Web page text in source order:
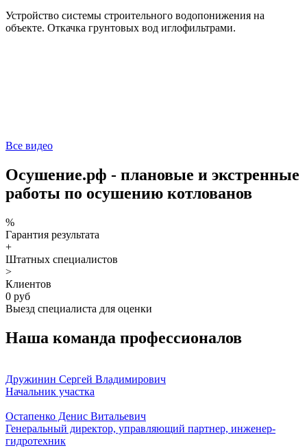
Устройство системы строительного водопонижения на
объекте. Откачка грунтовых вод иглофильтрами.
Все видео
Осушение.рф - плановые и экстренные
работы по осушению котлованов
%
Гарантия результата
+
Штатных специалистов
>
Клиентов
0 руб
Выезд специалиста для оценки
Наша команда профессионалов
Дружинин Сергей Владимирович
Начальник участка
Остапенко Денис Витальевич
Генеральный директор, управляющий партнер, инженер-
гидротехник